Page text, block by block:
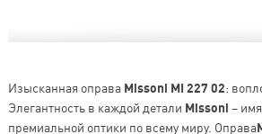
Изысканная оправа Missoni MI 227 02:
Элегантность в каждой детали Missoni –
премиальной оптики по всему миру. Оправа